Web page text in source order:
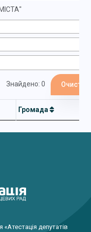
Знайдено: 0
Громада
депутатів